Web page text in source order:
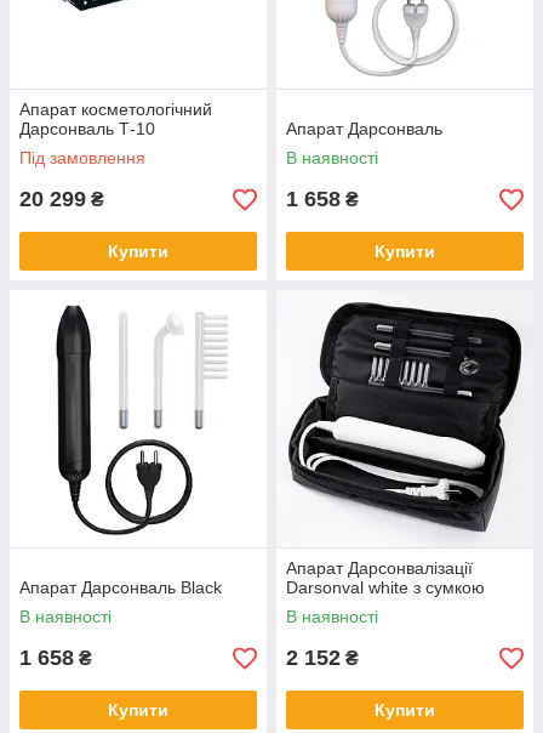
Апарат косметологічний
Дарсонваль Т-10
Під замовлення
20 299 ₴
Купити
Апарат Дарсонваль
В наявності
1 658 ₴
Купити
Апарат Дарсонваль Black
В наявності
1 658 ₴
Купити
Апарат Дарсонвалізації
Darsonval white з сумкою
В наявності
2 152 ₴
Купити